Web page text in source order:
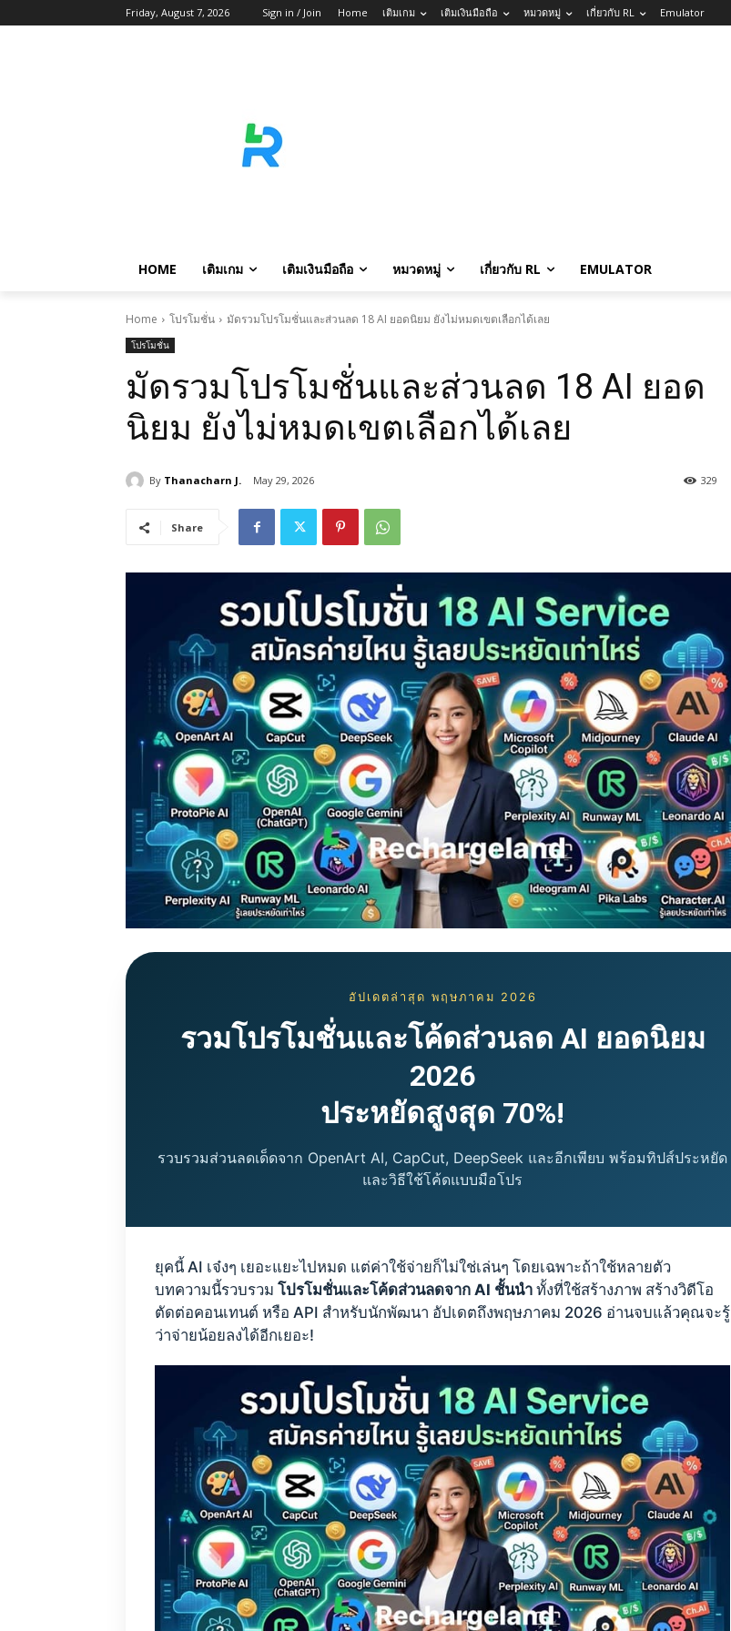
Friday, August 7, 2026 Sign in / Join Home เติมเกม เติมเงินมือถือ หมวดหมู่ เกี่ยวกับ RL Emulator
HOME เติมเกม เติมเงินมือถือ หมวดหมู่ เกี่ยวกับ RL EMULATOR
Home โปรโมชั่น มัดรวมโปรโมชั่นและส่วนลด 18 AI ยอดนิยม ยังไม่หมดเขตเลือกได้เลย
โปรโมชั่น
มัดรวมโปรโมชั่นและส่วนลด 18 AI ยอด
นิยม ยังไม่หมดเขตเลือกได้เลย
By Thanacharn J. May 29, 2026 329
Share
อัปเดตล่าสุด พฤษภาคม 2026
รวมโปรโมชั่นและโค้ดส่วนลด AI ยอดนิยม
2026
ประหยัดสูงสุด 70%!
รวบรวมส่วนลดเด็ดจาก OpenArt AI, CapCut, DeepSeek และอีกเพียบ พร้อมทิปส์ประหยัด
และวิธีใช้โค้ดแบบมือโปร
ยุคนี้ AI เจ๋งๆ เยอะแยะไปหมด แต่ค่าใช้จ่ายก็ไม่ใช่เล่นๆ โดยเฉพาะถ้าใช้หลายตัว
บทความนี้รวบรวม โปรโมชั่นและโค้ดส่วนลดจาก AI ชั้นนำ ทั้งที่ใช้สร้างภาพ สร้างวิดีโอ
ตัดต่อคอนเทนต์ หรือ API สำหรับนักพัฒนา อัปเดตถึงพฤษภาคม 2026 อ่านจบแล้วคุณจะรู้
ว่าจ่ายน้อยลงได้อีกเยอะ!